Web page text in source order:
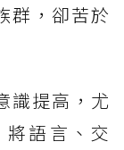
群，卻苦於
識提高，尤
語言、交